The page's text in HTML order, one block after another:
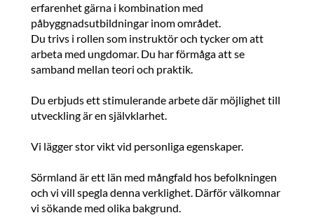
erfarenhet gärna i kombination med
påbyggnadsutbildningar inom området.
Du trivs i rollen som instruktör och tycker om att
arbeta med ungdomar. Du har förmåga att se
samband mellan teori och praktik.
Du erbjuds ett stimulerande arbete där möjlighet till
utveckling är en självklarhet.
Vi lägger stor vikt vid personliga egenskaper.
Sörmland är ett län med mångfald hos befolkningen
och vi vill spegla denna verklighet. Därför välkomnar
vi sökande med olika bakgrund.